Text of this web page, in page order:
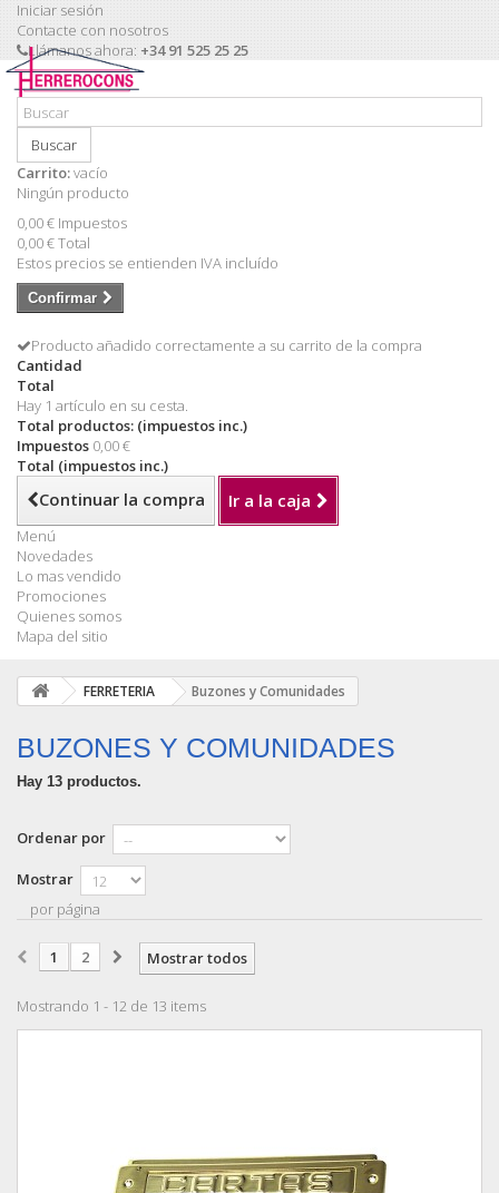
Iniciar sesión
Contacte con nosotros
Llámanos ahora: +34 91 525 25 25
Buscar
Carrito:vacío
Ningún producto
0,00 € Impuestos
0,00 €Total
Estos precios se entienden IVA incluído
Confirmar
Producto añadido correctamente a su carrito de la compra
Cantidad
Total
Hay 1 artículo en su cesta.
Total productos: (impuestos inc.)
Impuestos 0,00 €
Total (impuestos inc.)
Continuar la compra Ir a la caja
Menú
Novedades
Lo mas vendido
Promociones
Quienes somos
Mapa del sitio
FERRETERIA Buzones y Comunidades
BUZONES Y COMUNIDADES
Hay 13 productos.
Ordenar por
Mostrar
por página
Mostrar todos
1 2
Mostrando 1 - 12 de 13 items